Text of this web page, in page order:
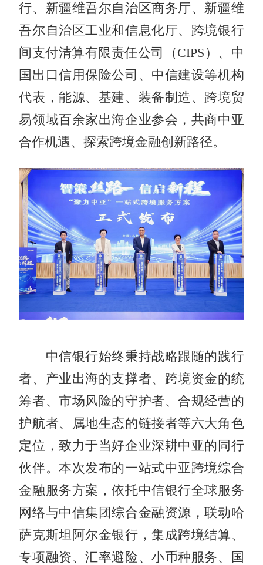
行、新疆维吾尔自治区商务厅、新疆维
吾尔自治区工业和信息化厅、跨境银行
间支付清算有限责任公司（CIPS）、中
国出口信用保险公司、中信建设等机构
代表，能源、基建、装备制造、跨境贸
易领域百余家出海企业参会，共商中亚
合作机遇、探索跨境金融创新路径。
中信银行始终秉持战略跟随的践行
者、产业出海的支撑者、跨境资金的统
筹者、市场风险的守护者、合规经营的
护航者、属地生态的链接者等六大角色
定位，致力于当好企业深耕中亚的同行
伙伴。本次发布的一站式中亚跨境综合
金融服务方案，依托中信银行全球服务
网络与中信集团综合金融资源，联动哈
萨克斯坦阿尔金银行，集成跨境结算、
专项融资、汇率避险、小币种服务、国